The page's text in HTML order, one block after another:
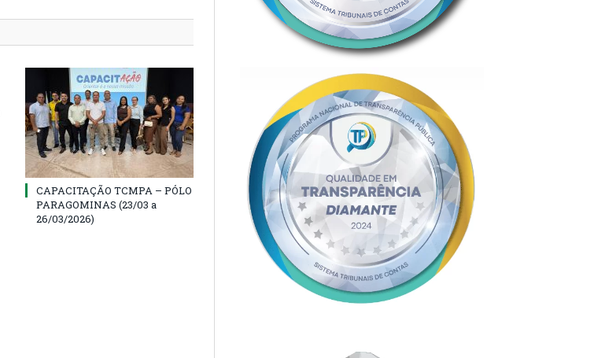
CAPACITAÇÃO TCMPA – PÓLO
PARAGOMINAS (23/03 a
26/03/2026)